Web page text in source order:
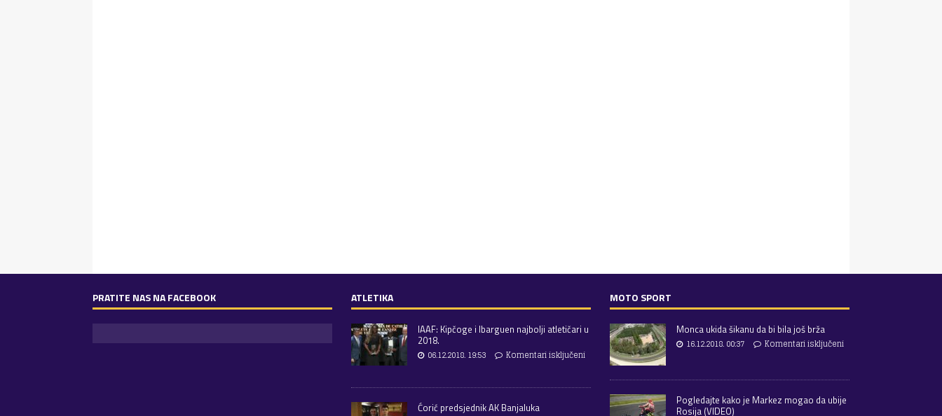
PRATITE NAS NA FACEBOOK ATLETIKA
IAAF: Kipčoge i Ibarguen najbolji atletičari u
2018.
06.12.2018. 19:53
Komentari isključeni
Ćorić predsjednik AK Banjaluka
MOTO SPORT
Monca ukida šikanu da bi bila još brža
16.12.2018. 00:37
Komentari isključeni
Pogledajte kako je Markez mogao da ubije
Rosija (VIDEO)